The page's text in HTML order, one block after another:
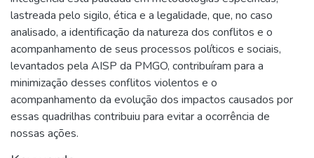
lastreada pelo sigilo, ética e a legalidade, que, no caso
analisado, a identificação da natureza dos conflitos e o
acompanhamento de seus processos políticos e sociais,
levantados pela AISP da PMGO, contribuíram para a
minimização desses conflitos violentos e o
acompanhamento da evolução dos impactos causados por
essas quadrilhas contribuiu para evitar a ocorrência de
nossas ações.